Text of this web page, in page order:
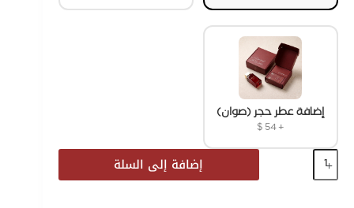
إضافة عطر حجر (صوان)
+
$54
إضافة إلى السلة